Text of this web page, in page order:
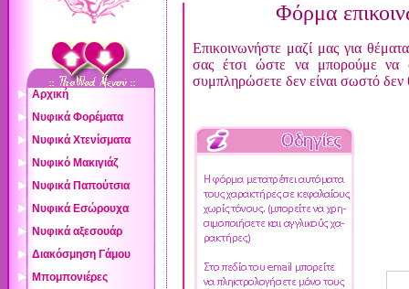
Αρχική
Αρχική
Νυφικά Φορέματα
Επιλογή Νυφικού
Φροντίδα Νυφικού
Πλύσιμο στο χέρι
Στεγνό καθάρισμα
Νυφικά Χτενίσματα
Συμβουλές
Κοντά μαλλιά
Μακριά μαλλιά
Φωτογραφίες
Νυφικό Μακιγιάζ
Το Μακιγιάζ γενικά
Μακιγιερ Γαμου
Συμβουλές Μακιγιαζ
Για το σώμα
Προτάσεις - Χρώματα
Νυφικά Παπούτσια
Τα νυφικά παπούτσια
Σωστή επιλογή
Μικρά Μυστικά
Ιδέες - Φωτογραφίες
Νυφικά Εσώρουχα
Νυφικά εσώρουχα
Επιλέγοντας σωστά
Νυφικά αξεσουάρ
Αξεσουάρ Νύφης
Τσάντες για τη νύφη
Διακόσμηση Γάμου
Γενικά
Μπομπονιέρες
Φόρμα
Επικοινωνήστε μαζί μας για
σας έτσι ώστε να μπορούμε να
συμπληρώσετε δεν είναι σωστό δεν